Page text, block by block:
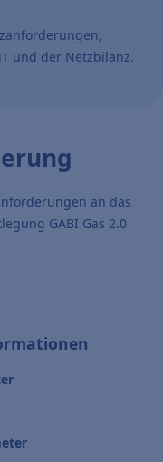
und der Netzbilanz.
an das
GABI Gas 2.0